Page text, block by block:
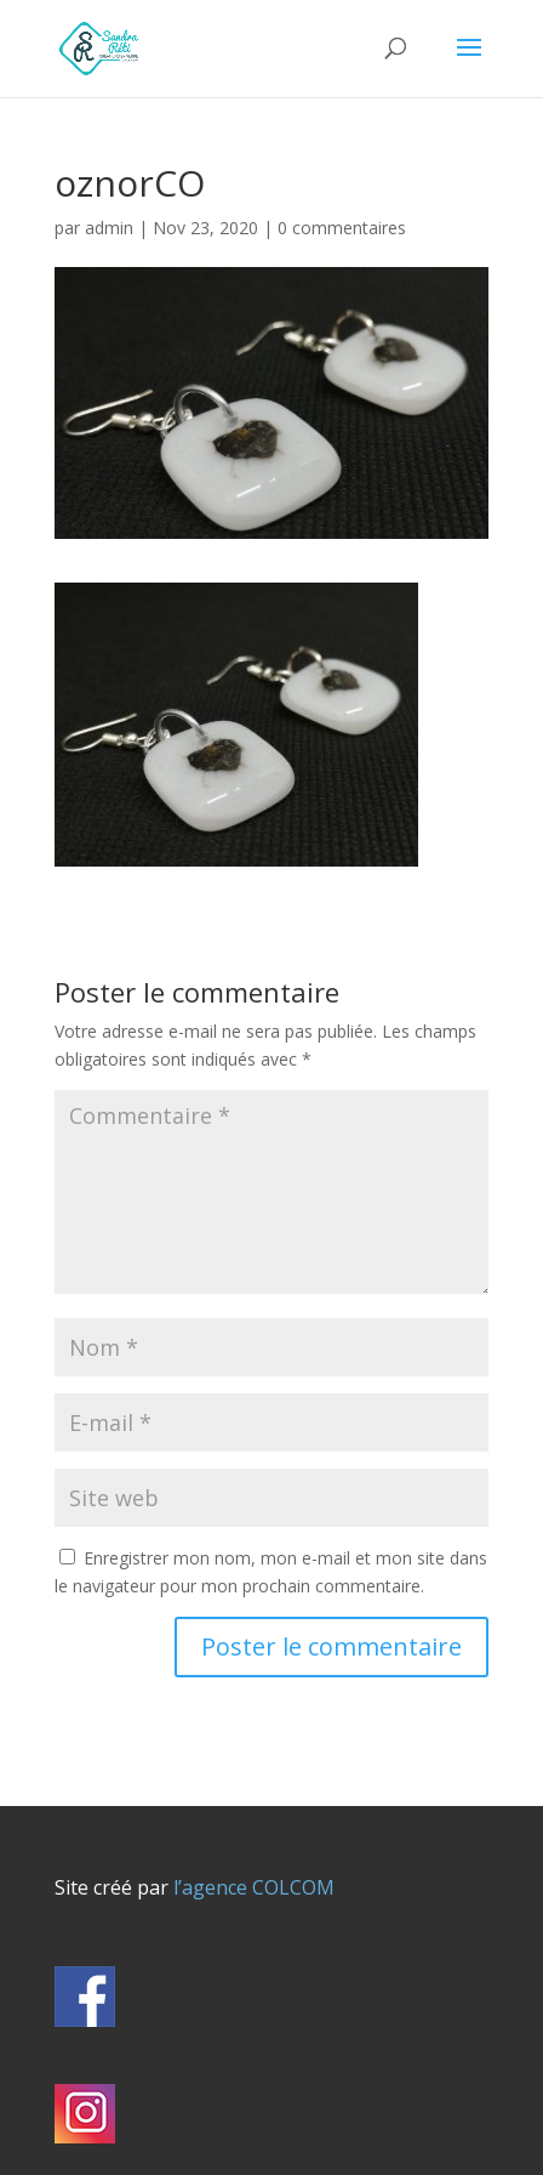
oznorCO
par admin | Nov 23, 2020 | 0 commentaires
Poster le commentaire
Votre adresse e-mail ne sera pas publiée. Les champs
obligatoires sont indiqués avec *
Enregistrer mon nom, mon e-mail et mon site dans
le navigateur pour mon prochain commentaire.
Site créé parl’agence COLCOM